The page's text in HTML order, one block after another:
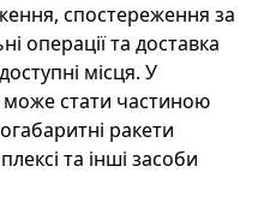
спостереження за
операції та доставка
місця. У
може стати частиною
ракети
та інші засоби